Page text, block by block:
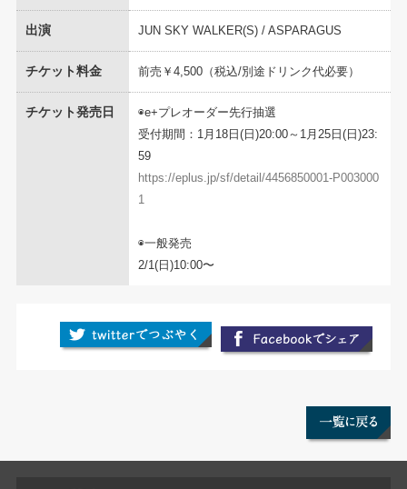
出演 JUN SKY WALKER(S) / ASPARAGUS
チケット料金 前売￥4,500（税込/別途ドリンク代必要）
チケット発売日
◉e+プレオーダー先行抽選
受付期間：1月18日(日)20:00～1月25日(日)23:
59
https://eplus.jp/sf/detail/4456850001-P003000
1
◉一般発売
2/1(日)10:00〜